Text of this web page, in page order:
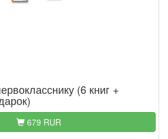
(6 книг +
679 RUR